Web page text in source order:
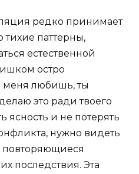
редко принимает
тихие паттерны,
естественной
остро
меня любишь, ты
это ради твоего
ясность и не потерять
нужно видеть
последствия. Эта